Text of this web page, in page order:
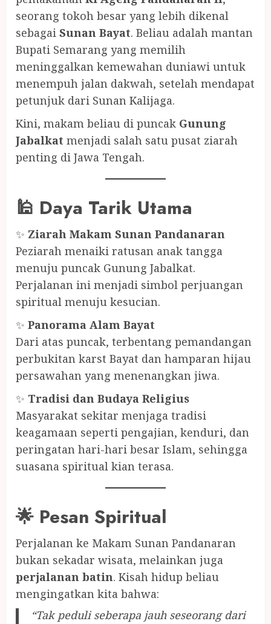
seorang tokoh besar yang lebih dikenal
sebagai Sunan Bayat. Beliau adalah mantan
Bupati Semarang yang memilih
meninggalkan kemewahan duniawi untuk
menempuh jalan dakwah, setelah mendapat
petunjuk dari Sunan Kalijaga.
Kini, makam beliau di puncak Gunung
Jabalkat menjadi salah satu pusat ziarah
penting di Jawa Tengah.
🕌 Daya Tarik Utama
✨ Ziarah Makam Sunan Pandanaran
Peziarah menaiki ratusan anak tangga
menuju puncak Gunung Jabalkat.
Perjalanan ini menjadi simbol perjuangan
spiritual menuju kesucian.
✨ Panorama Alam Bayat
Dari atas puncak, terbentang pemandangan
perbukitan karst Bayat dan hamparan hijau
persawahan yang menenangkan jiwa.
✨ Tradisi dan Budaya Religius
Masyarakat sekitar menjaga tradisi
keagamaan seperti pengajian, kenduri, dan
peringatan hari-hari besar Islam, sehingga
suasana spiritual kian terasa.
🌟 Pesan Spiritual
Perjalanan ke Makam Sunan Pandanaran
bukan sekadar wisata, melainkan juga
perjalanan batin. Kisah hidup beliau
mengingatkan kita bahwa:
“Tak peduli seberapa jauh seseorang dari